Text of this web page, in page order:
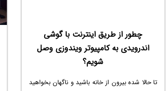
چطور از طریق اینترنت با گوشی
اندرویدی به کامپیوتر ویندوزی وصل
شویم؟
تا حالا شده بیرون از خانه باشید و ناگهان بخواهید